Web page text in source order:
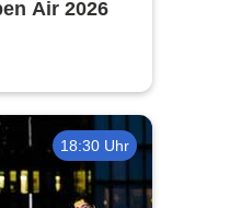
Air 2026
18:30 Uhr